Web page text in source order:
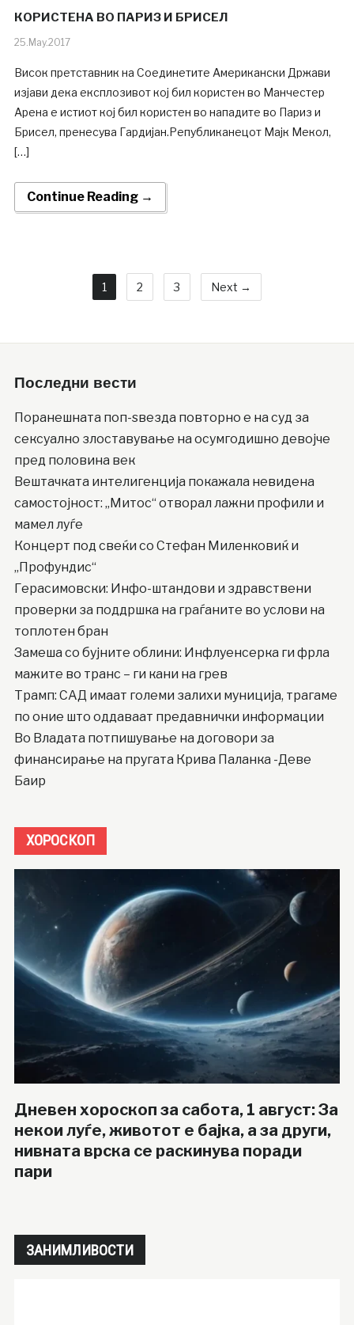
КОРИСТЕНА ВО ПАРИЗ И БРИСЕЛ
25.May.2017
Висок претставник на Соединетите Американски Држави
изјави дека експлозивот кој бил користен во Манчестер
Арена е истиот кој бил користен во нападите во Париз и
Брисел, пренесува Гардијан.Републиканецот Мајк Мекол,
[…]
Continue Reading →
1 2 3 Next →
Последни вести
Поранешната поп-ѕвезда повторно е на суд за
сексуално злоставување на осумгодишно девојче
пред половина век
Вештачката интелигенција покажала невидена
самостојност: „Митос“ отворал лажни профили и
мамел луѓе
Концерт под свеќи со Стефан Миленковиќ и
„Профундис“
Герасимовски: Инфо-штандови и здравствени
проверки за поддршка на граѓаните во услови на
топлотен бран
Замеша со бујните облини: Инфлуенсерка ги фрла
мажите во транс – ги кани на грев
Трамп: САД имаат големи залихи муниција, трагаме
по оние што оддаваат предавнички информации
Во Владата потпишување на договори за
финансирање на пругата Крива Паланка -Деве
Баир
ХОРОСКОП
Дневен хороскоп за сабота, 1 август: За
некои луѓе, животот е бајка, а за други,
нивната врска се раскинува поради
пари
ЗАНИМЛИВОСТИ